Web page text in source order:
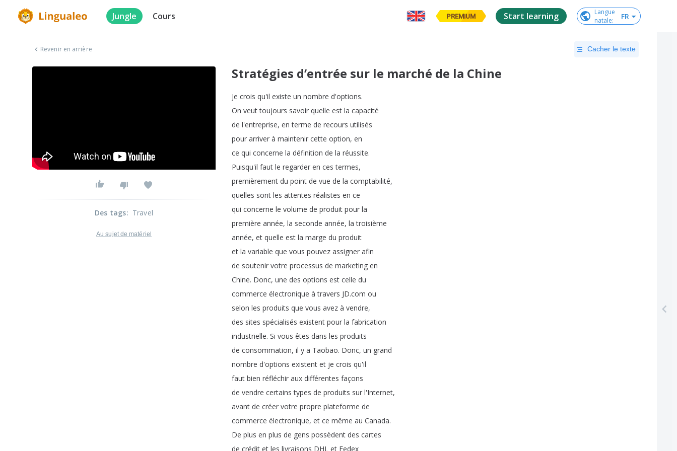
Jungle Cours PREMIUM Start learning
Langue
natale: FR
Revenir en arrière Cacher le texte
Stratégies d’entrée sur le marché de la Chine
Je crois qu'il existe un nombre d'options.
On veut toujours savoir quelle est la capacité
de l'entreprise, en terme de recours utilisés
pour arriver à maintenir cette option, en
ce qui concerne la définition de la réussite.
Puisqu'il faut le regarder en ces termes,
premièrement du point de vue de la comptabilité,
quelles sont les attentes réalistes en ce
qui concerne le volume de produit pour la
première année, la seconde année, la troisième
année, et quelle est la marge du produit
et la variable que vous pouvez assigner afin
de soutenir votre processus de marketing en
Chine. Donc, une des options est celle du
commerce électronique à travers JD.com ou
selon les produits que vous avez à vendre,
des sites spécialisés existent pour la fabrication
industrielle. Si vous êtes dans les produits
de consommation, il y a Taobao. Donc, un grand
nombre d'options existent et je crois qu'il
faut bien réfléchir aux différentes façons
de vendre certains types de produits sur l'Internet,
avant de créer votre propre plateforme de
commerce électronique, et ce même au Canada.
De plus en plus de gens possèdent des cartes
de crédit et les livraisons DHL et Fedex
Des tags: Travel
Au sujet de matériel